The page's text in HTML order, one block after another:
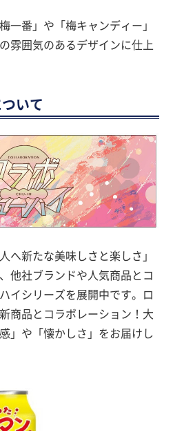
一番」や「梅キャンディー」
雰囲気のあるデザインに仕上
いて
へ新たな美味しさと楽しさ」
他社ブランドや人気商品とコ
イシリーズを展開中です。ロ
商品とコラボレーション！大
」や「懐かしさ」をお届けし